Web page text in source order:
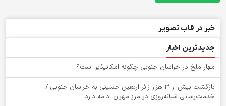
خبر در قاب تصویر
جدیدترین اخبار
‌مهار ملخ در خراسان جنوبی چگونه امکانپذیر است؟
بازگشت بیش از ۳ هزار زائر اربعین حسینی به خراسان جنوبی /
خدمت‌رسانی شبانه‌روزی در مرز مهران ادامه دارد